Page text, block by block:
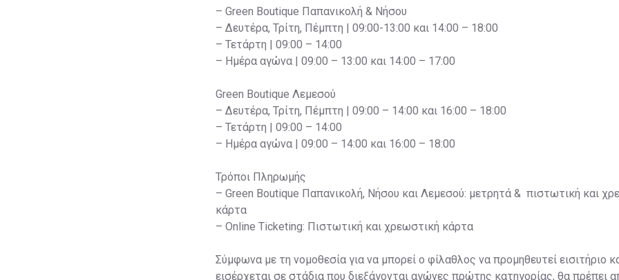
– Green Boutique Παπανικολή & Νήσου
– Δευτέρα, Τρίτη, Πέμπτη | 09:00-13:00 και 14:00 – 18:00
– Τετάρτη | 09:00 – 14:00
– Ημέρα αγώνα | 09:00 – 13:00 και 14:00 – 17:00
Green Boutique Λεμεσού
– Δευτέρα, Τρίτη, Πέμπτη | 09:00 – 14:00 και 16:00 – 18:00
– Τετάρτη | 09:00 – 14:00
– Ημέρα αγώνα | 09:00 – 14:00 και 16:00 – 18:00
Τρόποι Πληρωμής
– Green Boutique Παπανικολή, Νήσου και Λεμεσού: μετρητά & πιστωτική και
κάρτα
– Online Ticketing: Πιστωτική και χρεωστική κάρτα
Σύμφωνα με τη νομοθεσία για να μπορεί ο φίλαθλος να προμηθευτεί εισιτήριο
εισέρχεται σε στάδια που διεξάγονται αγώνες πρώτης κατηγορίας, θα πρέπει